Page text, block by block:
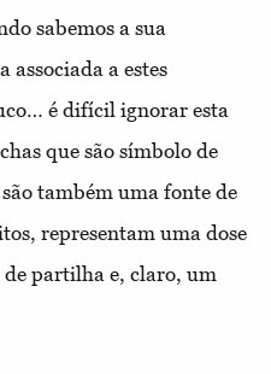
sabemos a sua
a estes
é difícil ignorar esta
que são símbolo de
também uma fonte de
representam uma dose
partilha e, claro, um